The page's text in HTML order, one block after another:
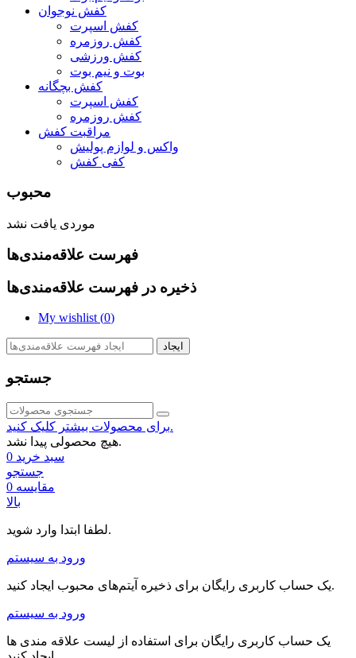
کفش نوجوان
کفش اسپرت
کفش روزمره
کفش ورزشی
بوت و نیم بوت
کفش بچگانه
کفش اسپرت
کفش روزمره
مراقبت کفش
واکس و لوازم پولیش
کفی کفش
محبوب
موردی یافت نشد
فهرست علاقه‌مندی‌ها
ذخیره در فهرست علاقه‌مندی‌ها
My wishlist (0)
ایجاد
جستجو
برای محصولات بیشتر کلیک کنید.
هیچ محصولی پیدا نشد.
سبد خرید 0
جستجو
مقایسه 0
بالا
لطفا ابتدا وارد شوید.
ورود به سیستم
یک حساب کاربری رایگان برای ذخیره آیتم‌های محبوب ایجاد کنید.
ورود به سیستم
یک حساب کاربری رایگان برای استفاده از لیست علاقه مندی ها